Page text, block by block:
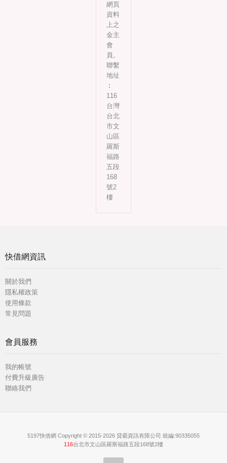
網頁
資料
上之
金主
會
員。
聯繫
地址
︰
116
台灣
台北
市文
山區
羅斯
福路
五段
168
號2
樓
快借網資訊
關於我們
隱私權政策
使用條款
常見問題
會員服務
我的帳號
付費升級廣告
聯絡我們
5197快借網 Copyright © 2015-2026 貸霸資訊有限公司 統編:90335055
116台北市文山區羅斯福路五段168號2樓